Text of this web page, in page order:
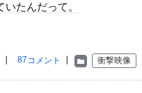
たんだって。
衝撃映像
87コメント